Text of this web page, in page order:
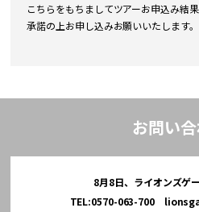
こちらをもちましてツアーお申込み結
承諾の上お申し込みお願いいたします。
お問い
8月8日、ライオンズゲ
TEL:0570-063-700